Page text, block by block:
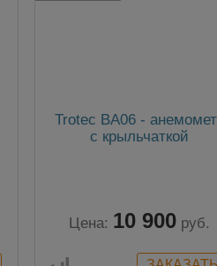
Trotec BA06 -
с крыльчаткой
Цена: 10 900 руб.